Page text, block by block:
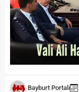
Bayburt Portalı